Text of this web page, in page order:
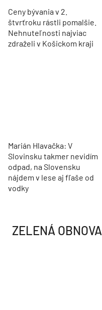
Ceny bývania v 2.
štvrťroku rástli pomalšie.
Nehnuteľnosti najviac
zdraželi v Košickom kraji
Marián Hlavačka: V
Slovinsku takmer nevidím
odpad, na Slovensku
nájdem v lese aj fľaše od
vodky
ZELENÁ OBNOVA